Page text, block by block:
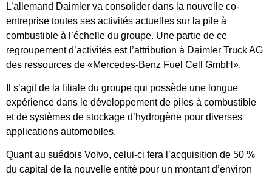
L’allemand Daimler va consolider dans la nouvelle co-
entreprise toutes ses activités actuelles sur la pile à
combustible à l’échelle du groupe. Une partie de ce
regroupement d’activités est l’attribution à Daimler Truck AG
des ressources de «Mercedes-Benz Fuel Cell GmbH».
Il s’agit de la filiale du groupe qui possède une longue
expérience dans le développement de piles à combustible
et de systèmes de stockage d’hydrogène pour diverses
applications automobiles.
Quant au suédois Volvo, celui-ci fera l’acquisition de 50 %
du capital de la nouvelle entité pour un montant d’environ